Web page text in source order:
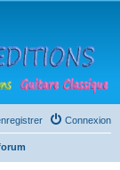
Connexion